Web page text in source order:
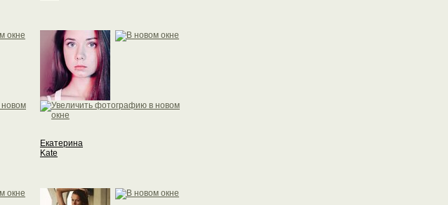
Екатерина
Kate